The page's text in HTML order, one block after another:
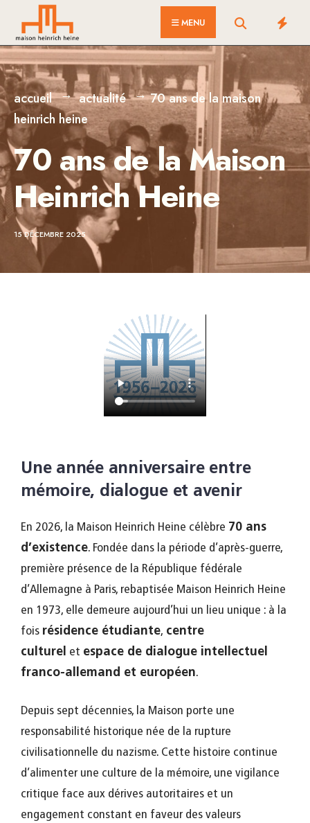
MENU
accueil actualité
70 ans de la maison
heinrich heine
70 ans de la Maison
Heinrich Heine
15 DÉCEMBRE 2025
Une année anniversaire entre
mémoire, dialogue et avenir
En 2026, la Maison Heinrich Heine célèbre 70 ans
d’existence. Fondée dans la période d’après-guerre,
première présence de la République fédérale
d’Allemagne à Paris, rebaptisée Maison Heinrich Heine
en 1973, elle demeure aujourd’hui un lieu unique : à la
fois résidence étudiante, centre
culturel et espace de dialogue intellectuel
franco-allemand et européen.
Depuis sept décennies, la Maison porte une
responsabilité historique née de la rupture
civilisationnelle du nazisme. Cette histoire continue
d’alimenter une culture de la mémoire, une vigilance
critique face aux dérives autoritaires et un
engagement constant en faveur des valeurs